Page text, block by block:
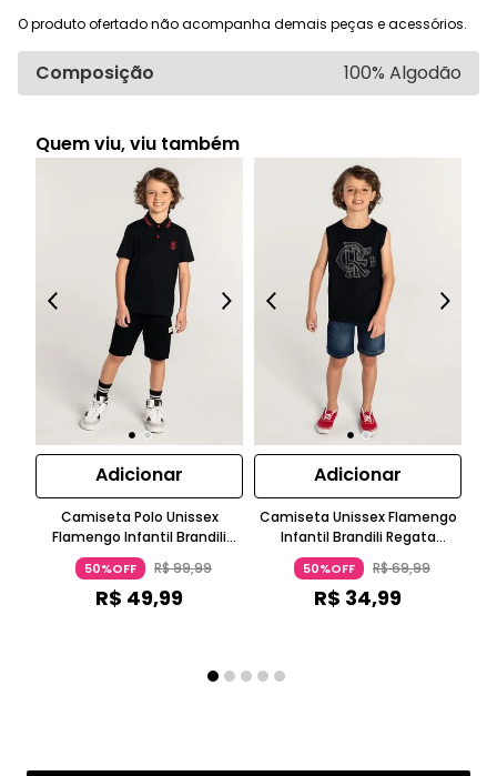
O produto ofertado não acompanha demais peças e acessórios.
Composição 100% Algodão
Quem viu, viu também
Adicionar
Camiseta Polo Unissex
Flamengo Infantil Brandili
Malha Manga Curta Preto
50%OFF R$99,99
R$ 49,99
Adicionar
Camiseta Unissex Flamengo
Infantil Brandili Regata
Chumbo
50%OFF R$69,99
R$ 34,99